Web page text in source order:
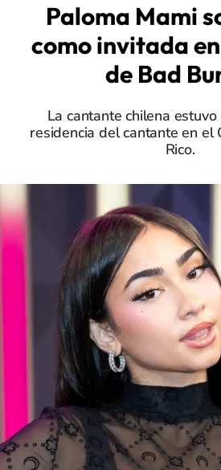
Paloma Mami
como invitada
de Bad
La cantante chilena
residencia del cantante en el
Rico.